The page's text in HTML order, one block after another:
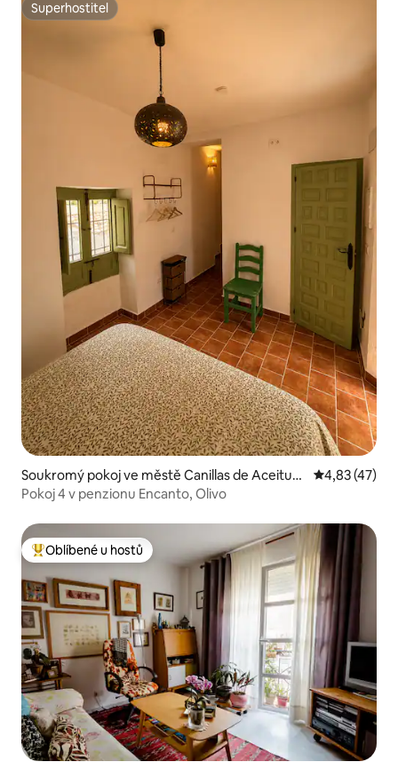
Superhostitel
Superhostitel
Soukromý pokoj ve městě Canillas de Aceitun
o
Průměrné
4,83 (47)
Pokoj 4 v penzionu Encanto, Olivo
Nejlepší v kategorii Oblíbené u hostů
Oblíbené u hostů